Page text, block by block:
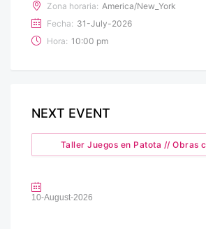
Zona horaria: America/New_York
Fecha: 31-July-2026
Hora: 10:00 pm
NEXT EVENT
Taller Juegos en Patota // Obras
10-August-2026